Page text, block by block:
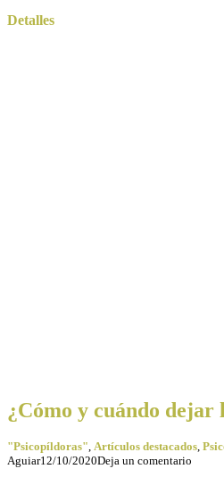
Detalles
¿Cómo y cuándo dejar
"Psicopíldoras", Artículos destacados,
Aguiar12/10/2020Deja un comentario